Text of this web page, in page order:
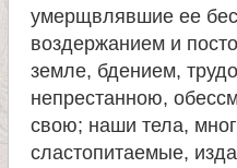
умерщвлявшие ее
воздержанием и
земле, бдением,
непрестанною,
свою; наши тела,
сластопитаемые,